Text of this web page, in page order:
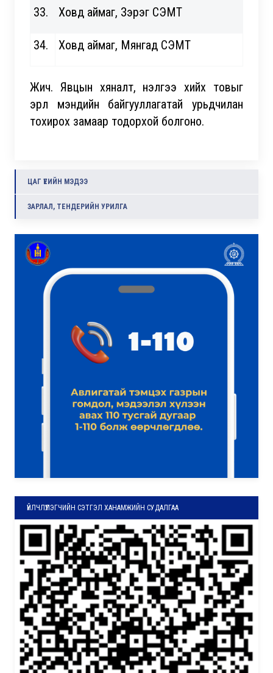
33. Ховд аймаг, Зэрэг СЭМТ
34. Ховд аймаг, Мянгад СЭМТ
Жич. Явцын хяналт, үнэлгээ хийх товыг
эрүүл мэндийн байгууллагатай урьдчилан
тохирох замаар тодорхой болгоно.
ЦАГ ҮЕИЙН МЭДЭЭ
ЗАРЛАЛ, ТЕНДЕРИЙН УРИЛГА
ҮЙЛЧЛҮҮЛЭГЧИЙН СЭТГЭЛ ХАНАМЖИЙН СУДАЛГАА